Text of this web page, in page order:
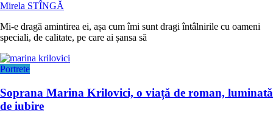
Mirela STÎNGĂ
Mi-e dragă amintirea ei, așa cum îmi sunt dragi întâlnirile cu oameni
speciali, de calitate, pe care ai șansa să
Portrete
Soprana Marina Krilovici, o viață de roman, luminată
de iubire